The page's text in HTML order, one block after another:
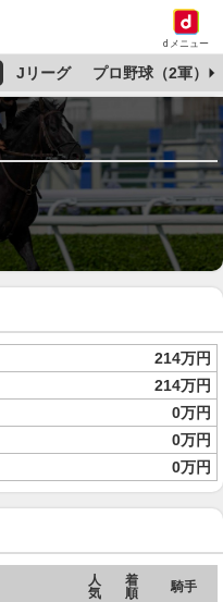
dメニュー
Jリーグ プロ野球（2軍）
214万円
214万円
0万円
0万円
0万円
人
気
着
順
騎手